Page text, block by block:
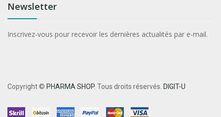
Newsletter
Inscrivez-vous pour recevoir les dernières actualités par e-mail.
Copyright © PHARMA SHOP. Tous droits réservés. DIGIT-U